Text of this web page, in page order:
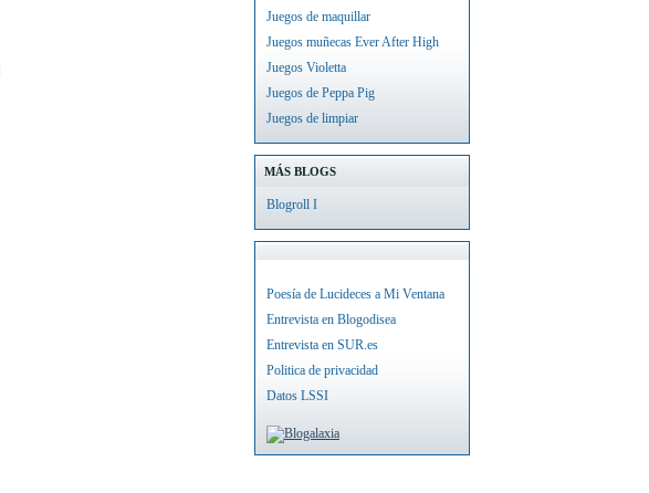
Juegos de maquillar
Juegos muñecas Ever After High
Juegos Violetta
Juegos de Peppa Pig
Juegos de limpiar
MÁS BLOGS
Blogroll I
Poesía de Lucideces a Mi Ventana
Entrevista en Blogodisea
Entrevista en SUR.es
Politica de privacidad
Datos LSSI